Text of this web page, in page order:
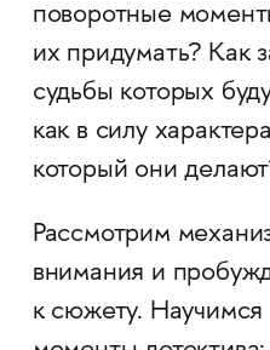
поворотные
их придумать? Как
судьбы которых
как в силу
который они
Рассмотрим
внимания и
к сюжету. Научимся